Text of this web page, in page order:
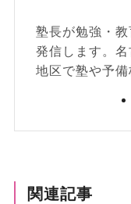
塾長が勉強・
発信します。
地区で塾や予備
関連記事